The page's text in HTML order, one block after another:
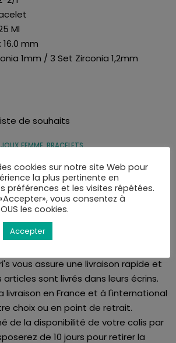
Ml
mm
1mm / 3 Set Zirconia 1,2mm
de souhaits
FEMME,BRACELETS
AVIS (0)
vous assure une livraison rapide et
articles sont livrés dans leurs écrins.
livraison en France et à l'international
choix ou en point de retrait.
de la disponibilité de votre colis par
de 10 jours pour retirer la
cookies sur notre site Web pour
la plus pertinente en
préférences et les visites répétées.
vous consentez à
les cookies.
Accepter